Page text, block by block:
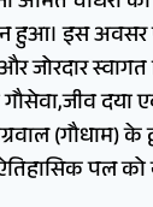
हुआ। इस अवसर
जोरदार स्वागत
गौसेवा,जीव
(गौधाम) के
पल को